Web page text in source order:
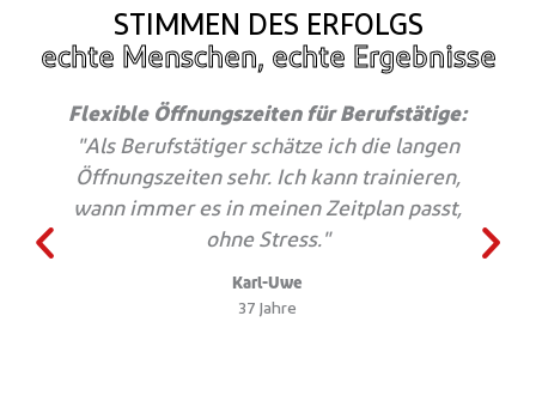
STIMMEN DES ERFOLGS
echte Menschen, echte Ergebnisse
Flexible Öffnungszeiten für Berufstätige:
"Als Berufstätiger schätze ich die langen
Öffnungszeiten sehr. Ich kann trainieren,
wann immer es in meinen Zeitplan passt,
ohne Stress."
Karl-Uwe
37 Jahre